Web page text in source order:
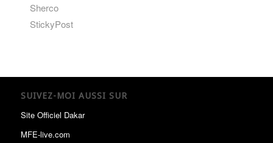
Sherco
StickyPost
SUIVEZ-MOI AUSSI SUR
Site Officiel Dakar
MFE-live.com